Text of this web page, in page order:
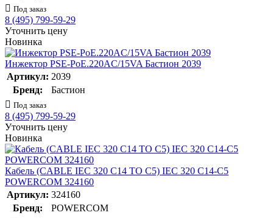
Под заказ
8 (495) 799-59-29
Уточнить цену
Новинка
Инжектор PSE-PoE.220AC/15VA Бастион 2039
Артикул: 2039
Бренд:
Бастион
Под заказ
8 (495) 799-59-29
Уточнить цену
Новинка
Кабель (CABLE IEC 320 C14 TO C5) IEC 320 C14-C5
POWERCOM 324160
Артикул: 324160
Бренд:
POWERCOM